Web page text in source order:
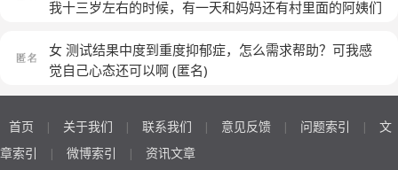
我十三岁左右的时候，有一天和妈妈还有村里面的阿姨们
很像女孩子，其他的几位阿姨也说像女孩子，她们这么一
说，我当时很不好意思很尴尬，心想一定要改变，我是男
的地方或者街上就总感觉有很多人看着我笑话我走路像女
人，一直都是这样反反复复控制不住，走在有人的地方就
女 测试结果中度到重度抑郁症，怎么需求帮助？可我感
觉自己心态还可以啊 (匿名)
首页 | 关于我们 | 联系我们 | 意见反馈 | 问题索引 |
文
章索引
| 微博索引 | 资讯文章